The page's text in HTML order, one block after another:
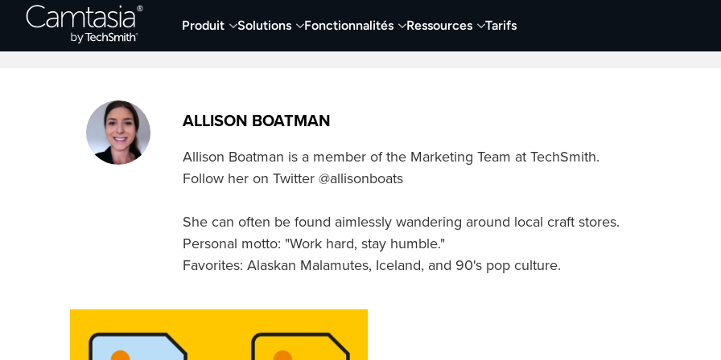
Passer
directement
Produit Solutions Fonctionnalités Ressources Tarifs
Derniers articles Capture et enregistrement vidéo Vidéo Visuels
ALLISON BOATMAN
Allison Boatman is a member of the Marketing Team at TechSmith.
Follow her on Twitter @allisonboats
She can often be found aimlessly wandering around local craft stores.
Personal motto: "Work hard, stay humble."
Favorites: Alaskan Malamutes, Iceland, and 90's pop culture.